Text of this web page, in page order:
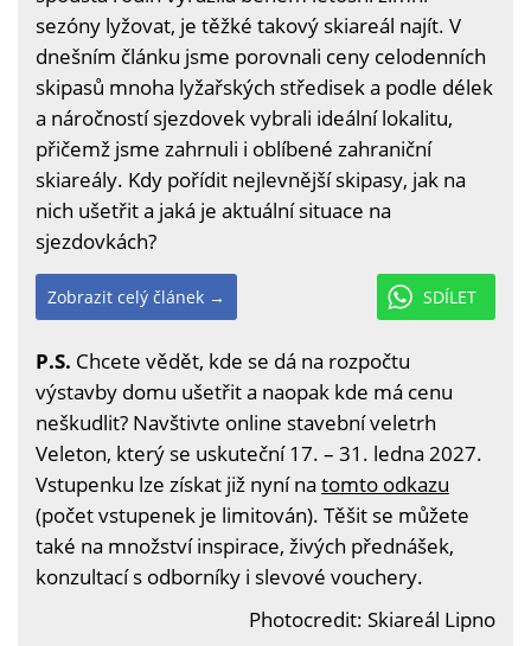
sezóny lyžovat, je těžké takový skiareál najít. V
dnešním článku jsme porovnali ceny celodenních
skipasů mnoha lyžařských středisek a podle délek
a náročností sjezdovek vybrali ideální lokalitu,
přičemž jsme zahrnuli i oblíbené zahraniční
skiareály. Kdy pořídit nejlevnější skipasy, jak na
nich ušetřit a jaká je aktuální situace na
sjezdovkách?
SDÍLET
Zobrazit celý článek →
P.S. Chcete vědět, kde se dá na rozpočtu
výstavby domu ušetřit a naopak kde má cenu
neškudlit? Navštivte online stavební veletrh
Veleton, který se uskuteční 17. – 31. ledna 2027.
Vstupenku lze získat již nyní na tomto odkazu
(počet vstupenek je limitován). Těšit se můžete
také na množství inspirace, živých přednášek,
konzultací s odborníky i slevové vouchery.
Photocredit: Skiareál Lipno